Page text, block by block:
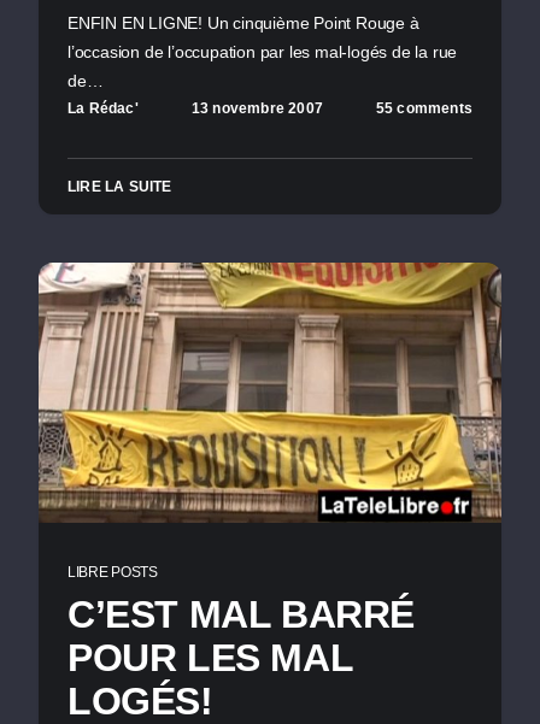
ENFIN EN LIGNE! Un cinquième Point Rouge à
l’occasion de l’occupation par les mal-logés de la rue
de…
La Rédac' 13 novembre 2007 55 comments
LIRE LA SUITE
LIBRE POSTS
C’EST MAL BARRÉ
POUR LES MAL
LOGÉS!